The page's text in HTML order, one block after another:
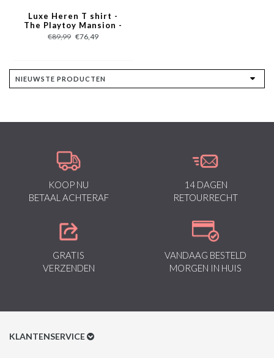
Luxe Heren T shirt -
The Playtoy Mansion -
Zwart
€89,99 €76,49
KOOP NU
BETAAL ACHTERAF
14 DAGEN
RETOURRECHT
GRATIS
VERZENDEN
VANDAAG BESTELD
MORGEN IN HUIS
KLANTENSERVICE